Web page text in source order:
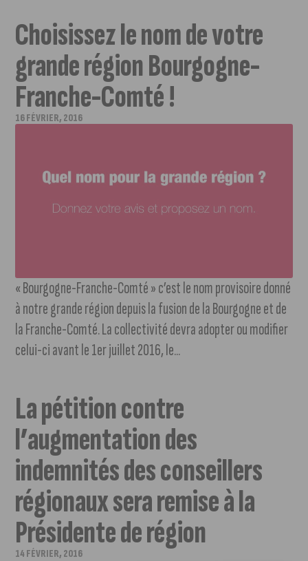
Choisissez le nom de votre
grande région Bourgogne-
Franche-Comté !
16 FÉVRIER, 2016
« Bourgogne-Franche-Comté » c’est le nom provisoire donné
à notre grande région depuis la fusion de la Bourgogne et de
la Franche-Comté. La collectivité devra adopter ou modifier
celui-ci avant le 1er juillet 2016, le...
La pétition contre
l’augmentation des
indemnités des conseillers
régionaux sera remise à la
Présidente de région
14 FÉVRIER, 2016